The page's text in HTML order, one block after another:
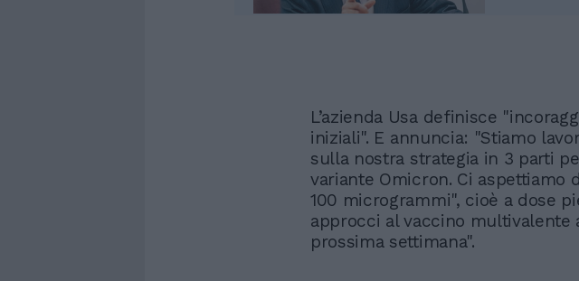
L’azienda Usa definisce
iniziali". E annuncia: "Stiamo
sulla nostra strategia in 3 parti
variante Omicron. Ci aspettiamo
100 microgrammi", cioè a dose
approcci al vaccino multivalente
prossima settimana".